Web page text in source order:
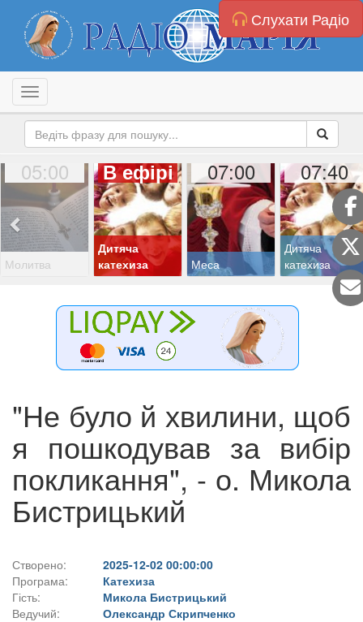
Слухати Радіо
Toggle navigation
05:00
Молитва
В ефірі
Дитяча
катехиза
07:00
Меса
07:40
Дитяча
катехиза
"Не було й хвилини, щоб
я пошкодував за вибір
покликання", - о. Микола
Бистрицький
Створено:
2025-12-02 00:00:00
Програма:
Катехиза
Гість:
Микола Бистрицький
Ведучий:
Олександр Скрипченко